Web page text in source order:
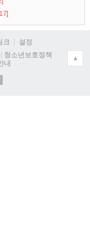
크
설정
청소년보호정책
내
▲